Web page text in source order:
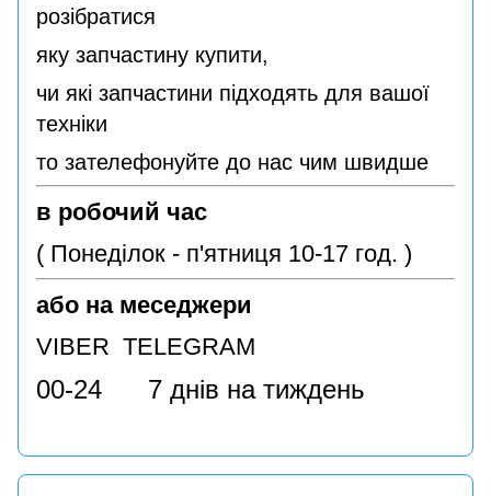
розібратися
яку запчастину купити,
чи які запчастини підходять для вашої
техніки
то зателефонуйте до нас чим швидше
в робочий час
( Понеділок - п'ятниця 10-17 год. )
або на меседжери
VIBER TELEGRAM
00-24 7 днів на тиждень